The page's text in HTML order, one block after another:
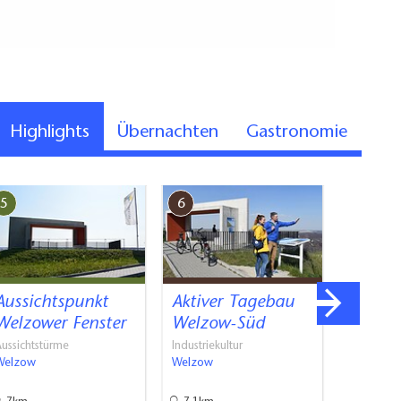
hergestellt werden.
Highlights Übernachten Gastronomie
5
Fenster
6
Aktiver Tagebau
Welzow-Süd
Industriekultur
Welzow
-